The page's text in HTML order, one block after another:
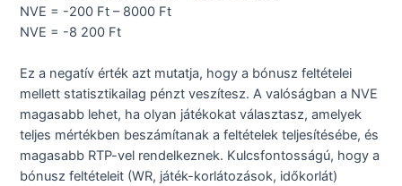
NVE = -200 Ft – 8000 Ft
NVE = -8 200 Ft
Ez a negatív érték azt mutatja, hogy a bónusz feltételei
mellett statisztikailag pénzt veszítesz. A valóságban a NVE
magasabb lehet, ha olyan játékokat választasz, amelyek
teljes mértékben beszámítanak a feltételek teljesítésébe, és
magasabb RTP-vel rendelkeznek. Kulcsfontosságú, hogy a
bónusz feltételeit (WR, játék-korlátozások, időkorlát)